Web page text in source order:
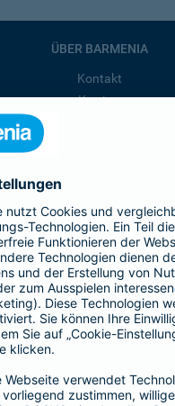
ÜBER BARMENIA
Kontakt
Karriere
Affiliate-Partner werden
ist Teil der
BELIEBTE SEITEN
Kranken-
Tierversicherungen
Haftpflichtversicherung
Hausratversicherung
SERVICE